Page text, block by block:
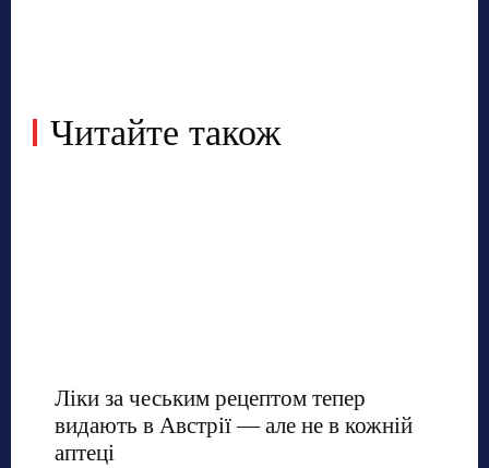
Читайте також
Ліки за чеським рецептом тепер
видають в Австрії — але не в кожній
аптеці